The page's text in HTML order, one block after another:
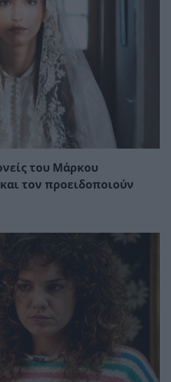
του Μάρκου
τον προειδοποιούν